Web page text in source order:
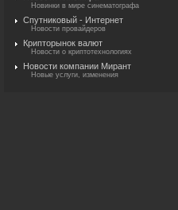
Новинки в мире синематографа
Спутниковый - Интернет
Новости провайдеров
Крипторынок валют
Новости о криптотехнологиях
Новости компании Мирант
Новые услуги, изменения